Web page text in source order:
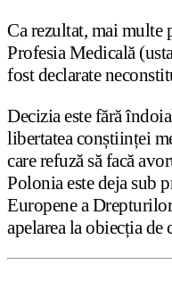
Ca rezultat, mai
Profesia Medicală
fost declarate
Decizia este fără
libertatea conștiinței
care refuză să facă
Polonia este deja sub
Europene a
apelarea la obiecția de